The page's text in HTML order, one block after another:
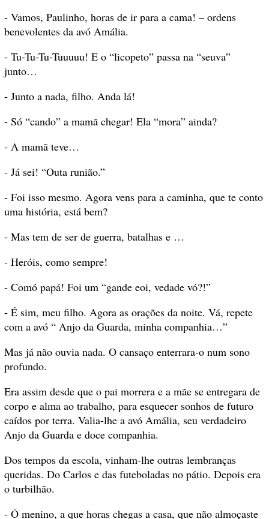
- Vamos, Paulinho, horas de ir para a cama! – ordens
benevolentes da avó Amália.
- Tu-Tu-Tu-Tuuuuu! E o “licopeto” passa na “seuva”
junto…
- Junto a nada, filho. Anda lá!
- Só “cando” a mamã chegar! Ela “mora” ainda?
- A mamã teve…
- Já sei! “Outa runião.”
- Foi isso mesmo. Agora vens para a caminha, que te conto
uma história, está bem?
- Mas tem de ser de guerra, batalhas e …
- Heróis, como sempre!
- Comó papá! Foi um “gande eoi, vedade vó?!”
- É sim, meu filho. Agora as orações da noite. Vá, repete
com a avó “ Anjo da Guarda, minha companhia…”
Mas já não ouvia nada. O cansaço enterrara-o num sono
profundo.
Era assim desde que o pai morrera e a mãe se entregara de
corpo e alma ao trabalho, para esquecer sonhos de futuro
caídos por terra. Valia-lhe a avó Amália, seu verdadeiro
Anjo da Guarda e doce companhia.
Dos tempos da escola, vinham-lhe outras lembranças
queridas. Do Carlos e das futeboladas no pátio. Depois era
o turbilhão.
- Ó menino, a que horas chegas a casa, que não almoçaste